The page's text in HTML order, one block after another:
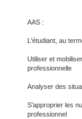
AAS :
L'étudiant, au
Utiliser et
professionnelle
Analyser des
S'approprier les
professionnel